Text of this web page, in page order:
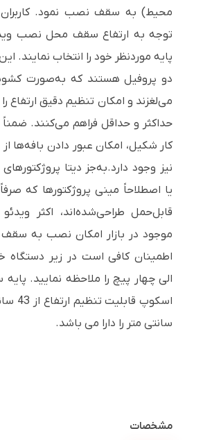
محیط) به سقف نصب نمود. کاربران
توجه به ارتفاع سقف محل نصب
پایه موردنظر خود را انتخاب نمایند.
دو پروفیل هستند که به‌صورت
می‌لغزند و امکان تنظیم دقیق ارتفاع
حداکثر و حداقل فراهم می‌کنند. ضمناً
کار شکیل، امکان عبور دادن بافه‌ها
نیز وجود دارد.به‌جز دیتا
یا اصطلاحاً مینی پروژکتورها که
قابل‌حمل طراحی‌شده‌اند، اکثر ویدئو
موجود در بازار امکان نصب به سقف
اطمینان کافی است در زیر دستگاه
سانتی متر را دارا می باشد.
مشخصات